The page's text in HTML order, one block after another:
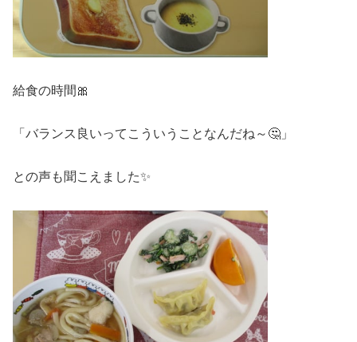
給食の時間🎀
「バランス良いってこういうことなんだね～🤔」
との声も聞こえました✨